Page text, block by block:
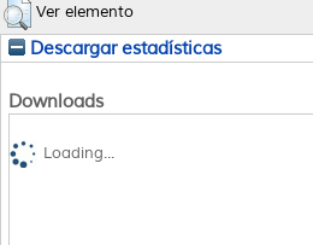
Ver elemento
Descargar estadísticas
Downloads
Loading...